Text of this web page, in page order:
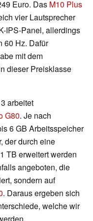
Euro. Das M10 Plus
vier Lautsprecher
IPS-Panel, allerdings
60 Hz. Dafür
mit dem
dieser Preisklasse
arbeitet
G80. Je nach
6 GB Arbeitsspeicher
der durch eine
TB erweitert werden
angeboten, die
sondern auf
. Daraus ergeben sich
welche wir